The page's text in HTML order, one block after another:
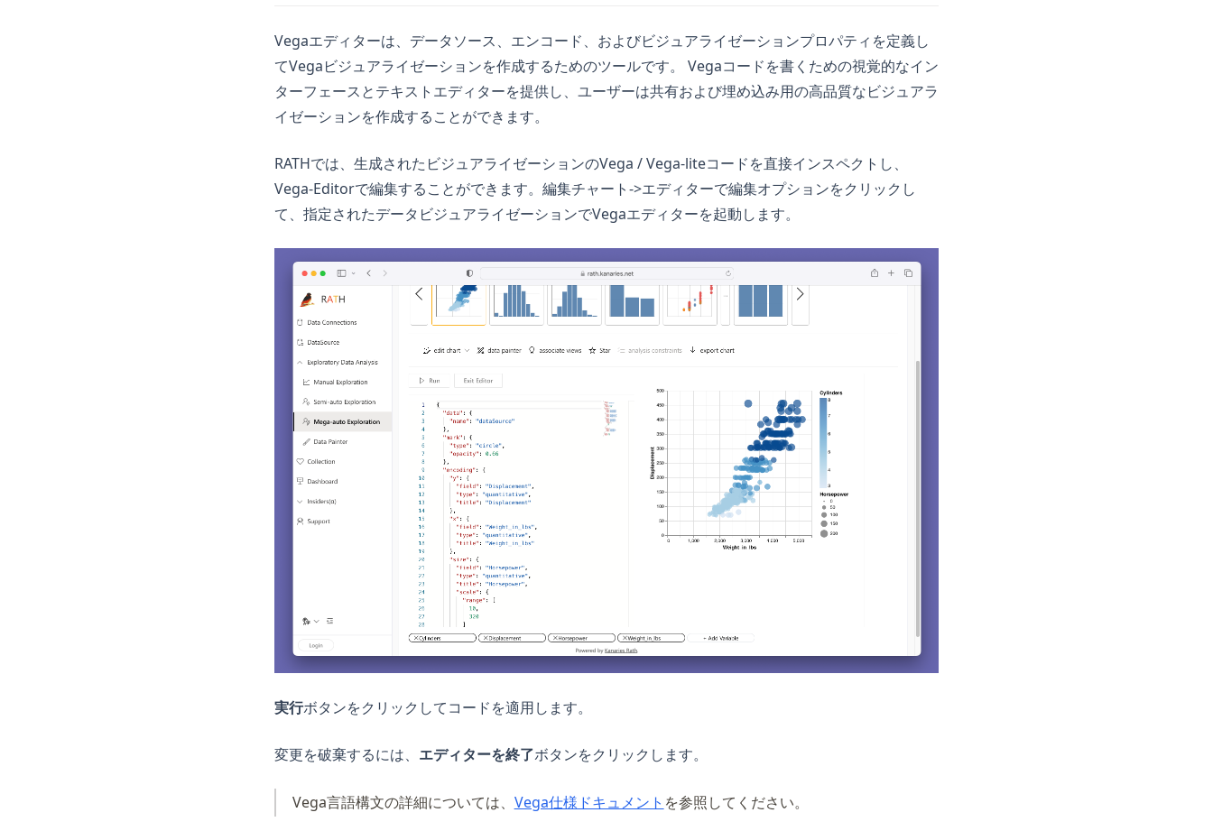
Vegaエディターは、データソース、エンコード、およびビジュアライゼーションプロパティを定義し
てVegaビジュアライゼーションを作成するためのツールです。 Vegaコードを書くための視覚的なイン
ターフェースとテキストエディターを提供し、ユーザーは共有および埋め込み用の高品質なビジュアラ
イゼーションを作成することができます。
RATHでは、生成されたビジュアライゼーションのVega / Vega-liteコードを直接インスペクトし、
Vega-Editorで編集することができます。編集チャート->エディターで編集オプションをクリックし
て、指定されたデータビジュアライゼーションでVegaエディターを起動します。
実行ボタンをクリックしてコードを適用します。
変更を破棄するには、 エディターを終了ボタンをクリックします。
Vega言語構文の詳細については、 Vega仕様ドキュメント (opens in a new tab)
を参照してください。